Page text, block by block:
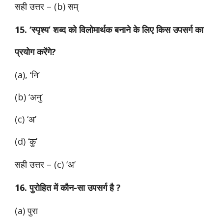
सही उत्तर – (b) सम्
15. ‘स्पृश्य’ शब्द को विलोमार्थक बनाने के लिए किस उपसर्ग का
प्रयोग करेंगे?
(a), ‘नि’
(b) ‘अनु’
(c) ‘अ’
(d) ‘कु’
सही उत्तर – (c) ‘अ’
16. पुरोहित में कौन-सा उपसर्ग है ?
(a) पुरा